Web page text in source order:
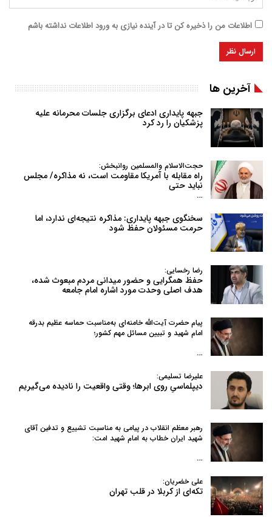
اطلاعات من را ذخیره کن تا در آینده نیازی به ورود اطلاعات نداشته باشم
آخرین ها
جبهه پایداری ادعای برگزاری جلسات محرمانه علیه
پزشکیان را رد کرد
حجت‌الاسلام والمسلمین روانبخش:
راه مقابله با آمریکا مقاومت است، نه مذاکره/ مجلس
نباید حتی
…
سخنگوی جبهه پایداری: مذاکره نتیجه‌ای ندارد، اما
حرمت مسئولان حفظ شود
رضا رخسایی:
حفظ همگرایی و حضور میدانی مردم مبعوث شده،
هدف اصلی وحدت مورد اشاره امام جامعه
پیام حضرت آیت‌الله خامنه‌ای به‌مناسبت حماسه عظیم بدرقه
امام شهید و تبیین مسائل مهم کشور؛
…
علیرضا تسلیمی:
دیپلماسیِ روی ابرها؛ وقتی واقعیت را نادیده می‌گیریم
رهبر معظم انقلاب در پیامی به‌ مناسبت تشییع و تدفین آقای
شهید ایران خطاب به امام شهید امت:
…
علی خضریان:
تکه‌ای از کربلا در قلب تهران